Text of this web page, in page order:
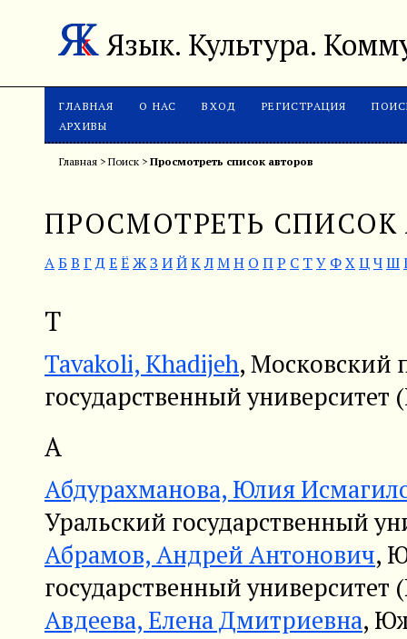
Язык. Культура.
ГЛАВНАЯ О НАС ВХОД РЕГИСТРАЦИЯ
АРХИВЫ
Главная> Поиск> Просмотреть список авторов
ПРОСМОТРЕТЬ СПИСОК
АБ В Г ДЕЁЖЗ ИЙКЛМН О ПР С ТУ ФХЦЧ Ш
T
Tavakoli, Khadijeh, Московский
государственный
А
Абдурахманова, Юлия
Уральский государственный
Абрамов, Андрей Антонович,
государственный университет
Авдеева, Елена Дмитриевна,